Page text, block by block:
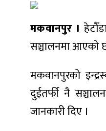
मकवानपुर ।
सञ्चालनमा आएको
मकवानपुरको
दुईतर्फी नै
जानकारी दिए ।